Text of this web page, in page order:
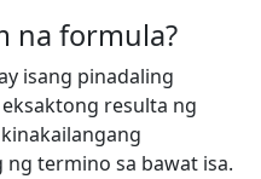
na formula?
isang pinadaling
resulta ng
termino sa bawat isa.